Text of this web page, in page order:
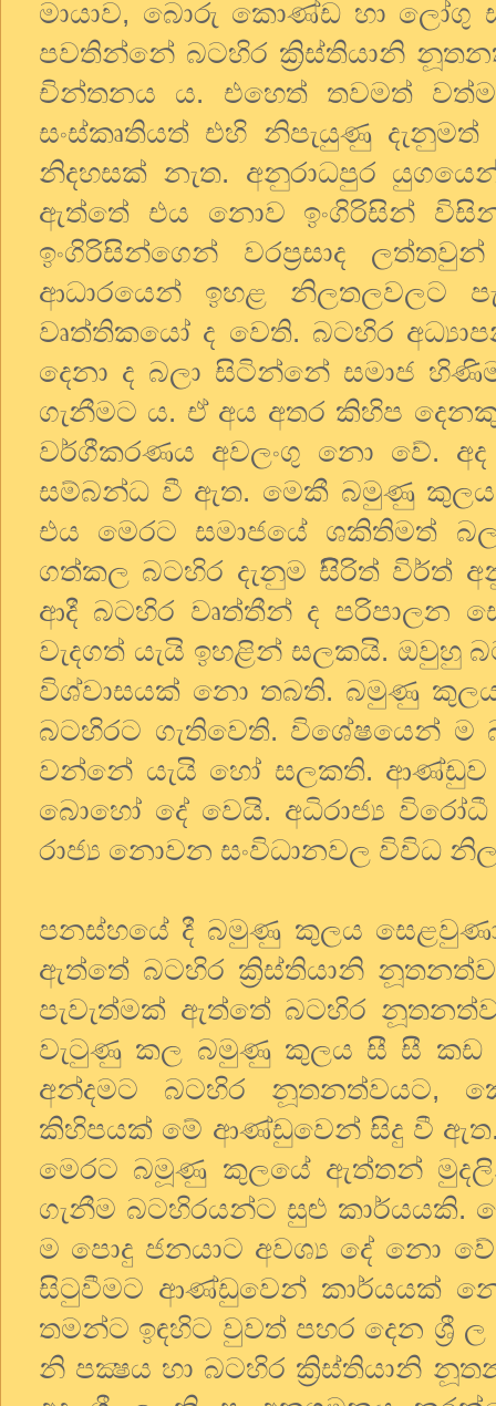
මායාව, බොරු කොණ්ඩ හා ලෝගු
පවතින්නේ බටහිර ක්‍රිස්තියානි
චින්තනය ය. එහෙත් තවමත්
සංස්කෘතියත් එහි නිපැයුණු
නිදහසක් නැත. අනුරාධපුර
ඇත්තේ එය නොව ඉංගිරිසින්
ඉංගිරිසින්ගෙන් වරප්‍රසාද
ආධාරයෙන් ඉහළ නිලතලවලට
වෘත්තිකයෝ ද වෙති. බටහිර
දෙනා ද බලා සිටින්නේ සමාජ
ගැනීමට ය. ඒ අය අතර කිහිප
වර්ගීකරණය අවලංගු නො වේ.
සම්බන්ධ වී ඇත. මෙකී බමුණු
එය මෙරට සමාජයේ ශකිතිමත්
ගත්කල බටහිර දැනුම සිිරිත් විර්ත්
ආදී බටහිර වෘත්තීන් ද පරිපාලන
වැදගත් යැයි ඉහළින් සලකයි. ඔවුහු
විශ්වාසයක් නො තබති. බමුණු
බටහිරට ගැතිවෙති. විශේෂයෙන් ම
වන්නේ යැයි හෝ සලකති. ආණ්ඩුව
බොහෝ දේ වෙයි. අධිරාජ්‍ය
රාජ්‍ය නොවන සංවිධානවල විවිධ
පනස්හයේ දී බමුණු කුලය
ඇත්තේ බටහිර ක්‍රිස්තියානි
පැවැත්මක් ඇත්තේ බටහිර
වැටුණු කල බමුණු කුලය සී සී කඩ
අන්දමට බටහිර නූතනත්වයට,
කිහිපයක් මේ ආණ්ඩුවෙන් සිදු වී ඇත.
මෙරට බමූණු කුලයේ ඇත්තන්
ගැනීම බටහිරයන්ට සුළු
ම පොදු ජනයාට අවශ්‍ය දේ නො
සිටුවීමට ආණ්ඩුවෙන් කාර්යයක්
තමන්ට ඉඳහිට වුවත් පහර දෙන ශ්‍රී
නි පක්‍ෂය හා බටහිර ක්‍රිස්තියානි